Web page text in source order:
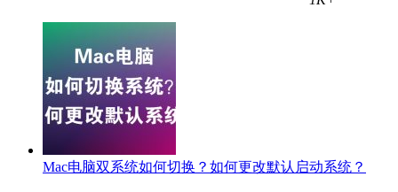
Mac电脑双系统如何切换？如何更改默认启动系统？